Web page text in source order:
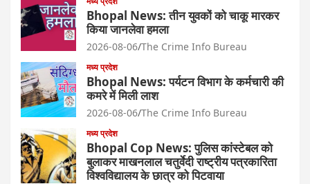
Bhopal News: तीन युवकों को चाकू मारकर
किया जानलेवा हमला
2026-08-06 The Crime Info Bureau
मध्य प्रदेश
Bhopal News: पर्यटन विभाग के कर्मचारी की
कमरे में मिली लाश
2026-08-06 The Crime Info Bureau
मध्य प्रदेश
Bhopal Cop News: पुलिस कांस्टेबल को
बुलाकर माखनलाल चतुर्वेदी राष्ट्रीय पत्रकारिता
विश्वविद्यालय के छात्र को पिटवाया